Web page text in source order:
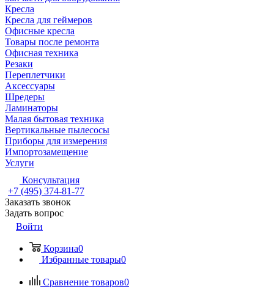
Кресла
Кресла для геймеров
Офисные кресла
Товары после ремонта
Офисная техника
Резаки
Переплетчики
Аксессуары
Шредеры
Ламинаторы
Малая бытовая техника
Вертикальные пылесосы
Приборы для измерения
Импортозамещение
Услуги
Консультация
+7 (495) 374-81-77
Заказать звонок
Задать вопрос
Войти
Корзина0
Избранные товары0
Сравнение товаров0